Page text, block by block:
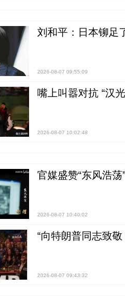
刘和平：日本铆足
2026-08-07 09:55:09
嘴上叫嚣对抗 “汉
2026-08-07 10:02:48
官媒盛赞“东风浩
2026-08-07 10:40:02
“向特朗普同志致
2026-08-07 09:43:32